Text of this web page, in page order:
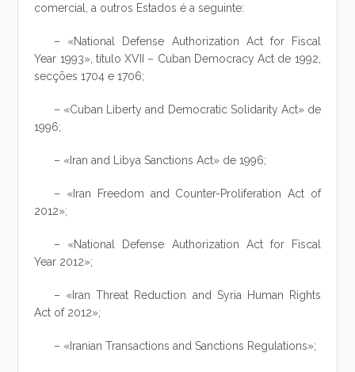
comercial, a outros Estados é a seguinte:
– «National Defense Authorization Act for Fiscal
Year 1993», título XVII – Cuban Democracy Act de 1992,
secções 1704 e 1706;
– «Cuban Liberty and Democratic Solidarity Act» de
1996;
– «Iran and Libya Sanctions Act» de 1996;
– «Iran Freedom and Counter-Proliferation Act of
2012»;
– «National Defense Authorization Act for Fiscal
Year 2012»;
– «Iran Threat Reduction and Syria Human Rights
Act of 2012»;
– «Iranian Transactions and Sanctions Regulations»;